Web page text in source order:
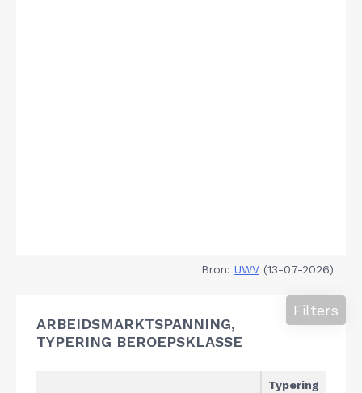
Bron: UWV (13-07-2026)
ARBEIDSMARKTSPANNING,
TYPERING BEROEPSKLASSE
Filters